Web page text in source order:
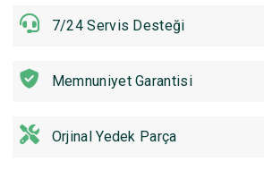
7/24 Servis Desteği
Memnuniyet Garantisi
Orjinal Yedek Parça